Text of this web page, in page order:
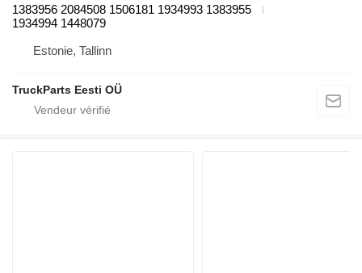
1383956 2084508 1506181 1934993 1383955
1934994 1448079
Estonie, Tallinn
TruckParts Eesti OÜ